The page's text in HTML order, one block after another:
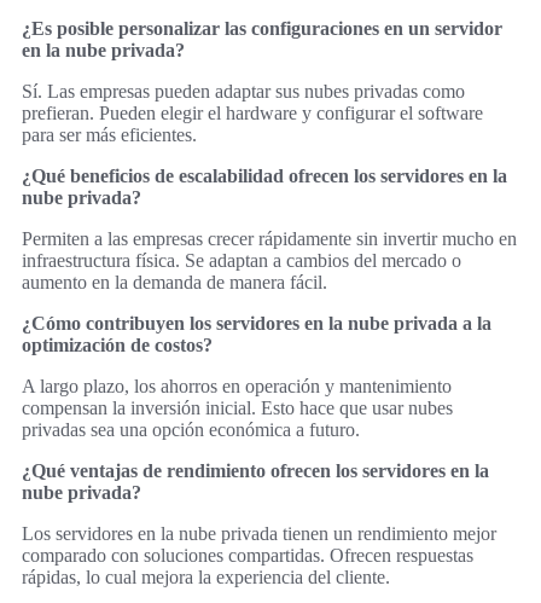
¿Es posible personalizar las configuraciones en un servidor
en la nube privada?
Sí. Las empresas pueden adaptar sus nubes privadas como
prefieran. Pueden elegir el hardware y configurar el software
para ser más eficientes.
¿Qué beneficios de escalabilidad ofrecen los servidores en la
nube privada?
Permiten a las empresas crecer rápidamente sin invertir mucho en
infraestructura física. Se adaptan a cambios del mercado o
aumento en la demanda de manera fácil.
¿Cómo contribuyen los servidores en la nube privada a la
optimización de costos?
A largo plazo, los ahorros en operación y mantenimiento
compensan la inversión inicial. Esto hace que usar nubes
privadas sea una opción económica a futuro.
¿Qué ventajas de rendimiento ofrecen los servidores en la
nube privada?
Los servidores en la nube privada tienen un rendimiento mejor
comparado con soluciones compartidas. Ofrecen respuestas
rápidas, lo cual mejora la experiencia del cliente.